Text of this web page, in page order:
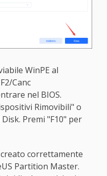
WinPE al
Canc
nel BIOS.
Rimovibili" o
Premi "F10" per
correttamente
Partition Master.